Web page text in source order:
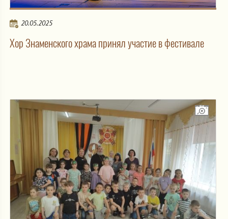
20.05.2025
Хор Знаменского храма принял участие в фестивале